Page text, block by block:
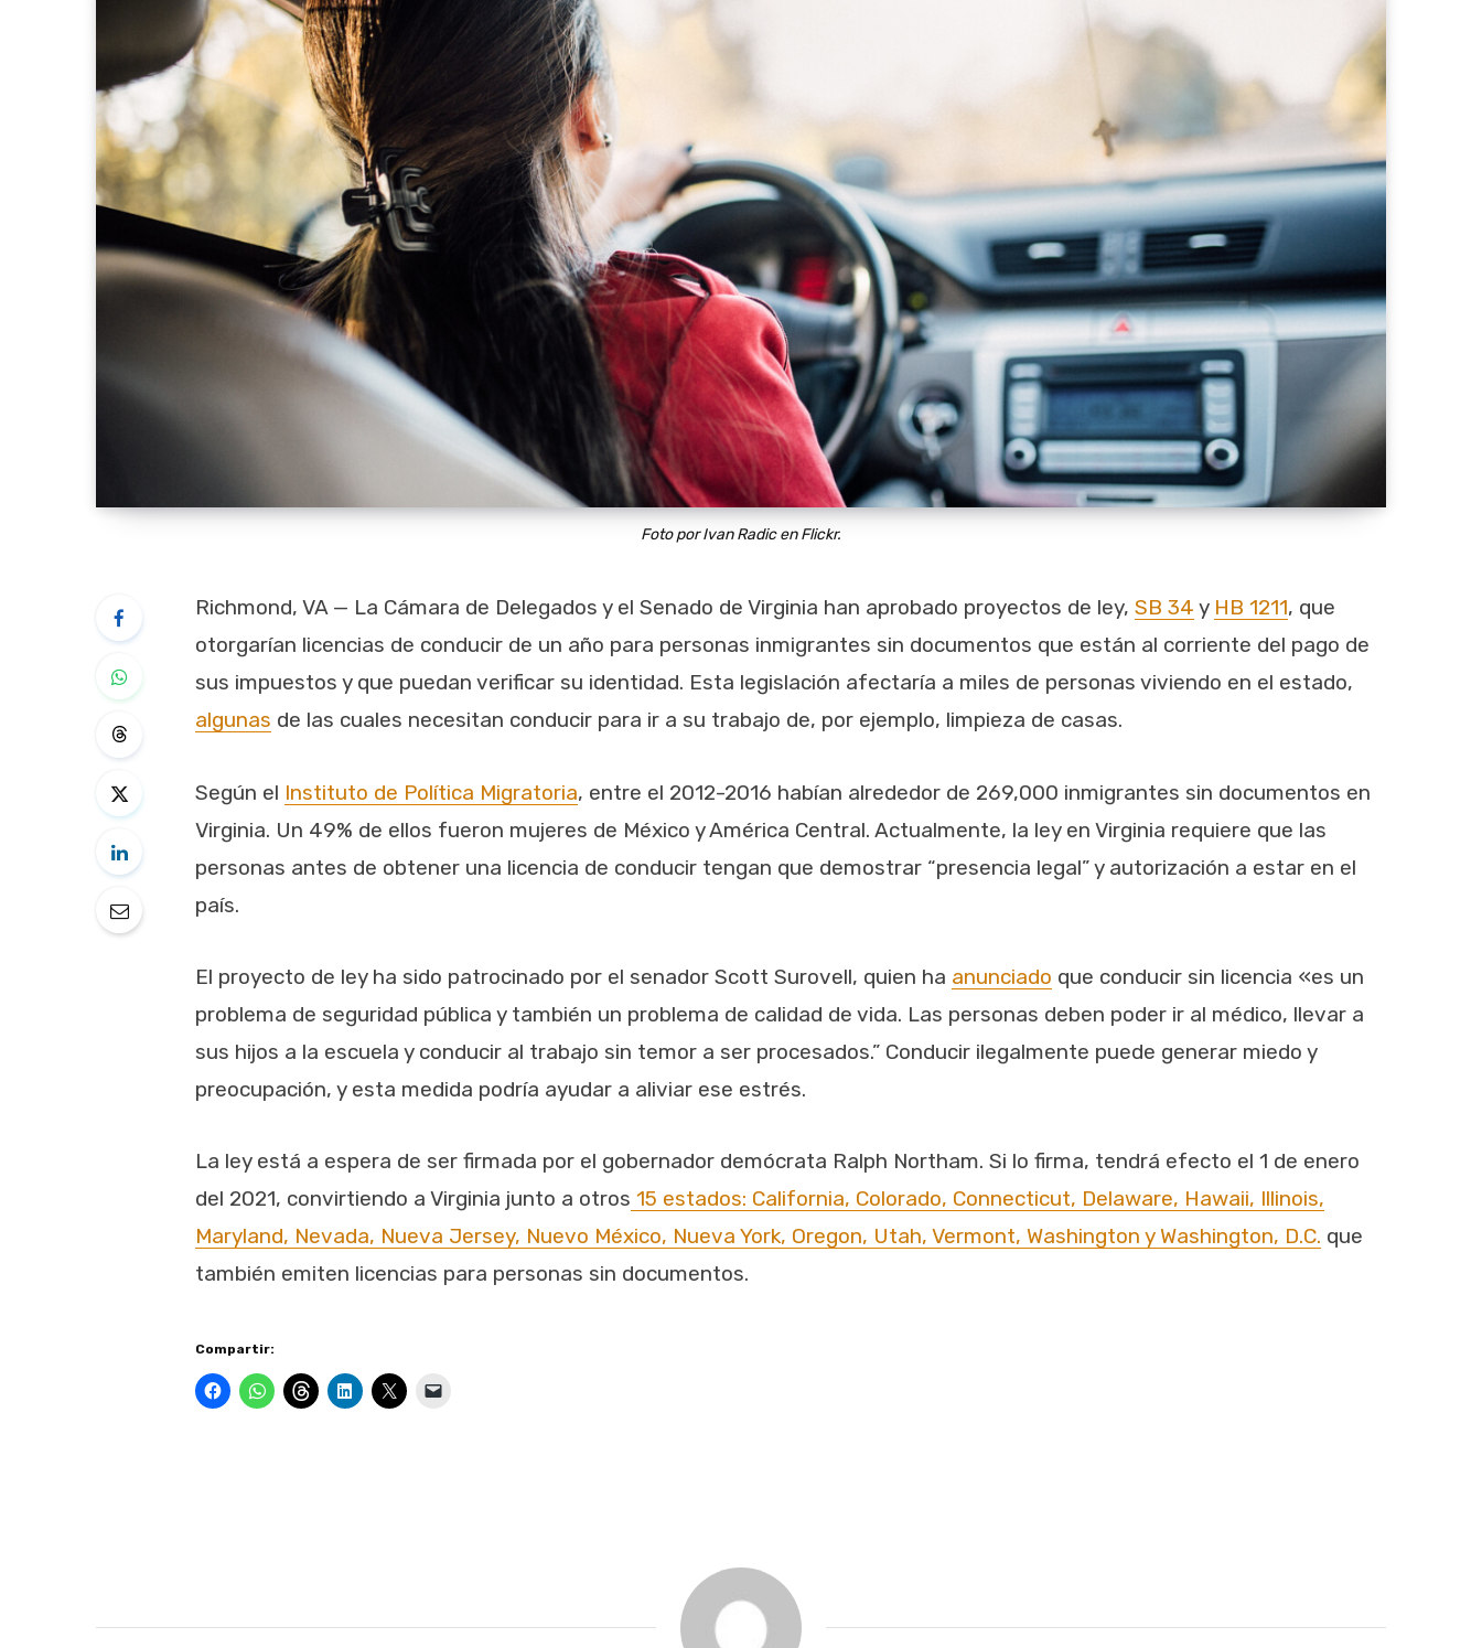
Foto por Ivan Radic en Flickr.
Richmond, VA — La Cámara de Delegados y el Senado de Virginia han aprobado proyectos de ley, SB 34 y HB 1211, que
otorgarían licencias de conducir de un año para personas inmigrantes sin documentos que están al corriente del pago de
sus impuestos y que puedan verificar su identidad. Esta legislación afectaría a miles de personas viviendo en el estado,
algunas de las cuales necesitan conducir para ir a su trabajo de, por ejemplo, limpieza de casas.
Según el Instituto de Política Migratoria, entre el 2012-2016 habían alrededor de 269,000 inmigrantes sin documentos en
Virginia. Un 49% de ellos fueron mujeres de México y América Central. Actualmente, la ley en Virginia requiere que las
personas antes de obtener una licencia de conducir tengan que demostrar “presencia legal” y autorización a estar en el
país.
El proyecto de ley ha sido patrocinado por el senador Scott Surovell, quien ha anunciado que conducir sin licencia «es un
problema de seguridad pública y también un problema de calidad de vida. Las personas deben poder ir al médico, llevar a
sus hijos a la escuela y conducir al trabajo sin temor a ser procesados.” Conducir ilegalmente puede generar miedo y
preocupación, y esta medida podría ayudar a aliviar ese estrés.
La ley está a espera de ser firmada por el gobernador demócrata Ralph Northam. Si lo firma, tendrá efecto el 1 de enero
del 2021, convirtiendo a Virginia junto a otros 15 estados: California, Colorado, Connecticut, Delaware, Hawaii, Illinois,
Maryland, Nevada, Nueva Jersey, Nuevo México, Nueva York, Oregon, Utah, Vermont, Washington y Washington, D.C. que
también emiten licencias para personas sin documentos.
Compartir: